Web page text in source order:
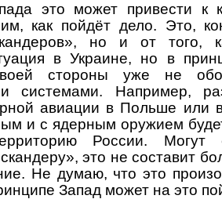
это может привести к
как пойдёт дело. Это,
но и от того,
в Украине, но в
стороны уже не
системами. Например,
авиации в Польше или
и с ядерным оружием
России. Могут
это не составит
Не думаю, что это
Запад может на это